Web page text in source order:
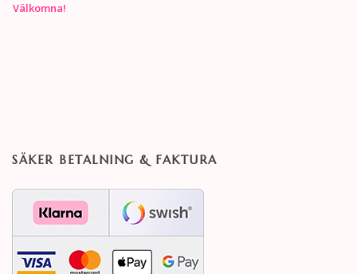
Välkomna!
SÄKER BETALNING & FAKTURA